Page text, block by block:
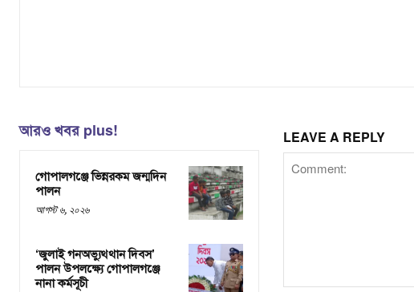
আরও খবর plus!
গোপালগঞ্জে ভিন্নরকম জন্মদিন
পালন
আগস্ট ৬, ২০২৬
‘জুলাই গনঅভ্যুথ্থান দিবস’
পালন উপলক্ষ্যে গোপালগঞ্জে
নানা কর্মসূচী
LEAVE A REPLY